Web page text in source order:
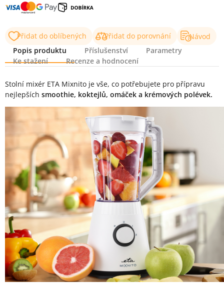
Přidat do oblíbených Přidat do porovnání
Návod
Popis produktu
Příslušenství
Parametry
Ke stažení
Recenze a hodnocení
Popis produktu
Stolní mixér ETA Mixnito je vše, co potřebujete pro přípravu
nejlepších smoothie, koktejlů, omáček a krémových polévek.